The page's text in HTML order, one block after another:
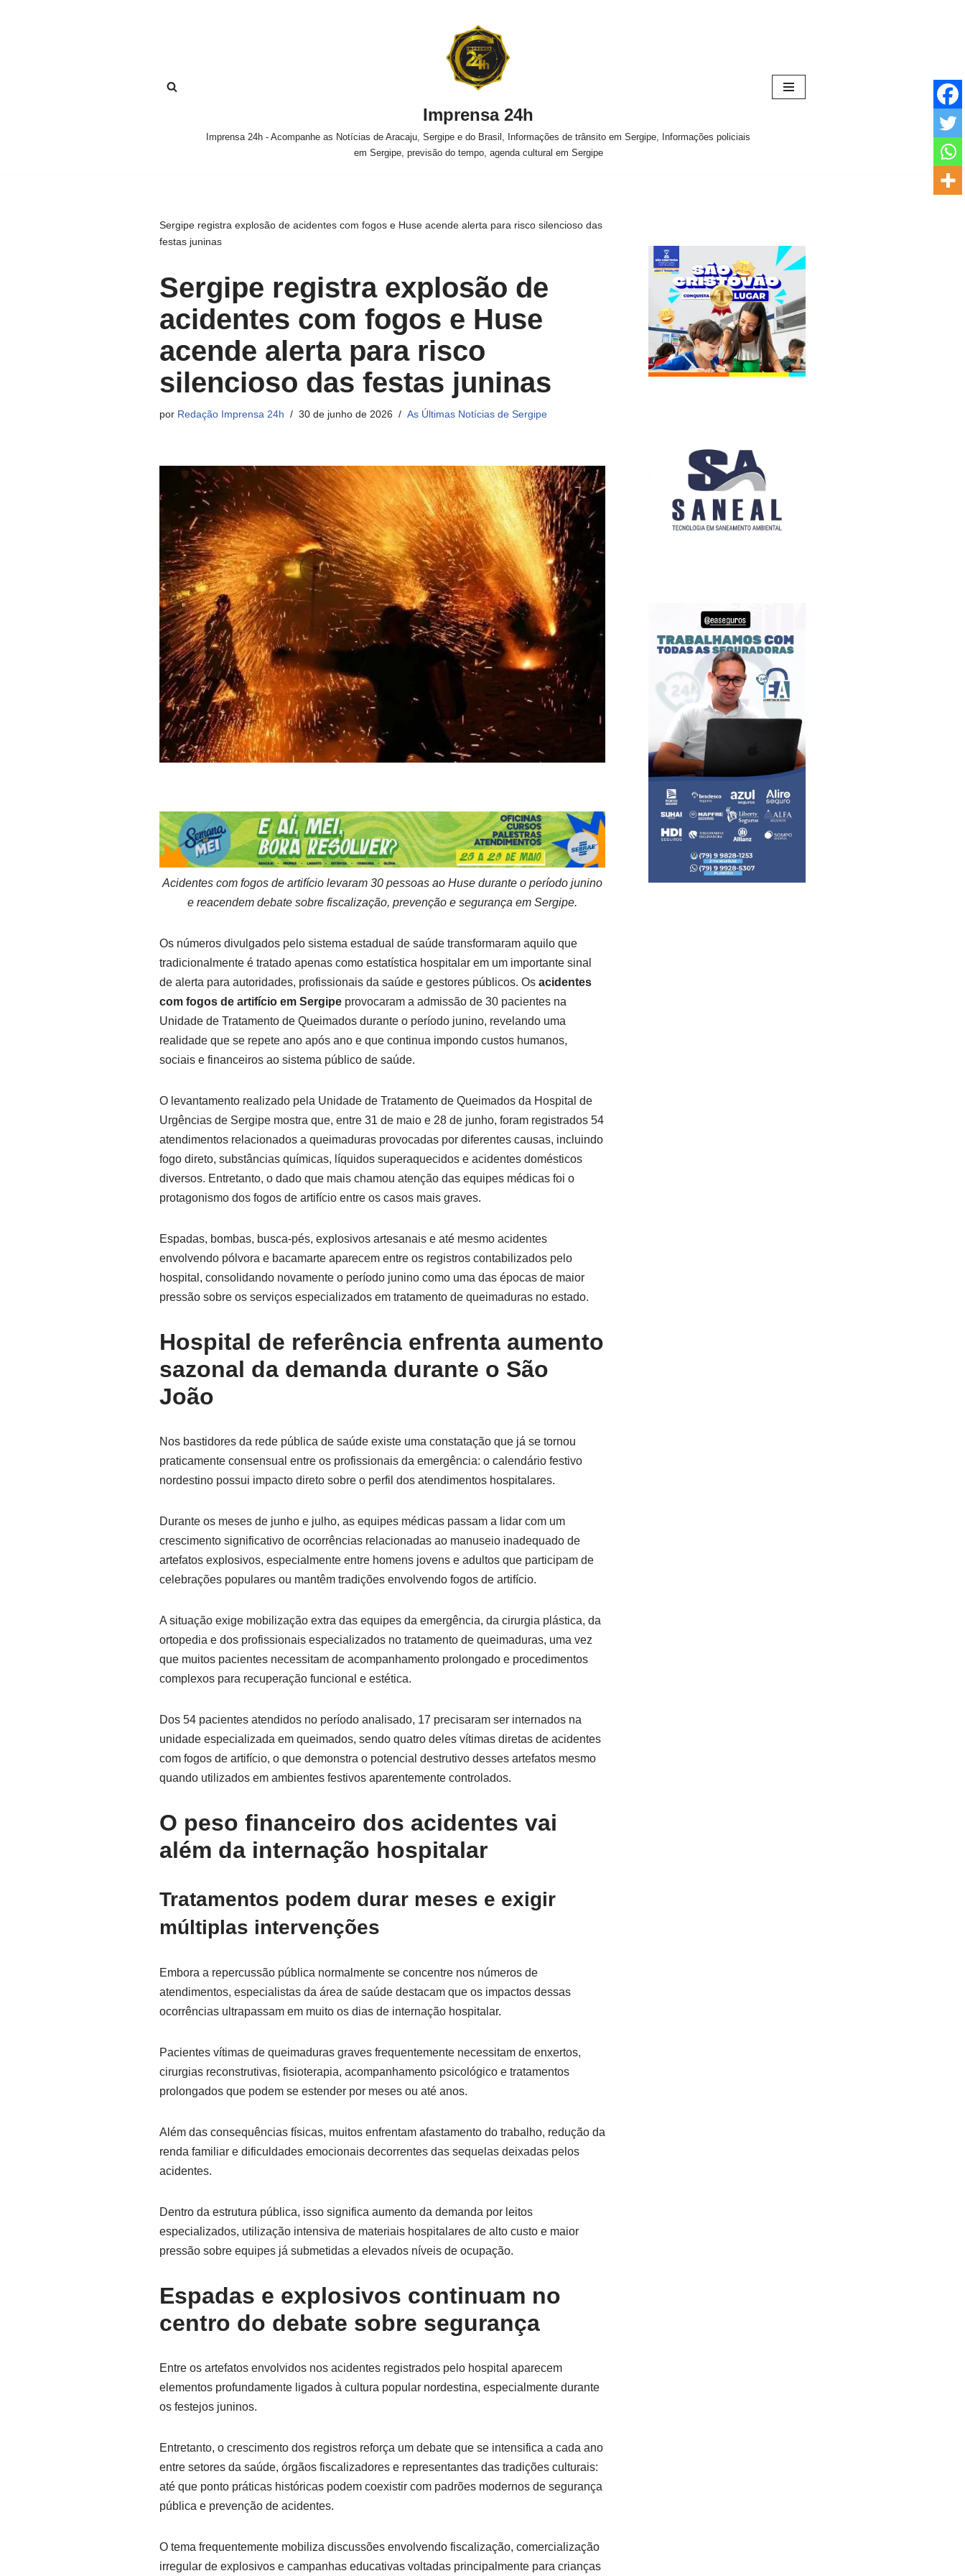
Imprensa 24h
Imprensa 24h - Acompanhe as Notícias de Aracaju, Sergipe e do Brasil, Informações de trânsito em Sergipe, Informações policiais
em Sergipe, previsão do tempo, agenda cultural em Sergipe
Sergipe registra explosão de acidentes com fogos e Huse acende alerta para risco silencioso das
festas juninas
Sergipe registra explosão de
acidentes com fogos e Huse
acende alerta para risco
silencioso das festas juninas
por Redação Imprensa 24h 30 de junho de 2026 As Últimas Notícias de Sergipe
Acidentes com fogos de artifício levaram 30 pessoas ao Huse durante o período junino
e reacendem debate sobre fiscalização, prevenção e segurança em Sergipe.
Os números divulgados pelo sistema estadual de saúde transformaram aquilo que
tradicionalmente é tratado apenas como estatística hospitalar em um importante sinal
de alerta para autoridades, profissionais da saúde e gestores públicos. Os acidentes
com fogos de artifício em Sergipe provocaram a admissão de 30 pacientes na
Unidade de Tratamento de Queimados durante o período junino, revelando uma
realidade que se repete ano após ano e que continua impondo custos humanos,
sociais e financeiros ao sistema público de saúde.
O levantamento realizado pela Unidade de Tratamento de Queimados da Hospital de
Urgências de Sergipe mostra que, entre 31 de maio e 28 de junho, foram registrados 54
atendimentos relacionados a queimaduras provocadas por diferentes causas, incluindo
fogo direto, substâncias químicas, líquidos superaquecidos e acidentes domésticos
diversos. Entretanto, o dado que mais chamou atenção das equipes médicas foi o
protagonismo dos fogos de artifício entre os casos mais graves.
Espadas, bombas, busca-pés, explosivos artesanais e até mesmo acidentes
envolvendo pólvora e bacamarte aparecem entre os registros contabilizados pelo
hospital, consolidando novamente o período junino como uma das épocas de maior
pressão sobre os serviços especializados em tratamento de queimaduras no estado.
Hospital de referência enfrenta aumento
sazonal da demanda durante o São
João
Nos bastidores da rede pública de saúde existe uma constatação que já se tornou
praticamente consensual entre os profissionais da emergência: o calendário festivo
nordestino possui impacto direto sobre o perfil dos atendimentos hospitalares.
Durante os meses de junho e julho, as equipes médicas passam a lidar com um
crescimento significativo de ocorrências relacionadas ao manuseio inadequado de
artefatos explosivos, especialmente entre homens jovens e adultos que participam de
celebrações populares ou mantêm tradições envolvendo fogos de artifício.
A situação exige mobilização extra das equipes da emergência, da cirurgia plástica, da
ortopedia e dos profissionais especializados no tratamento de queimaduras, uma vez
que muitos pacientes necessitam de acompanhamento prolongado e procedimentos
complexos para recuperação funcional e estética.
Dos 54 pacientes atendidos no período analisado, 17 precisaram ser internados na
unidade especializada em queimados, sendo quatro deles vítimas diretas de acidentes
com fogos de artifício, o que demonstra o potencial destrutivo desses artefatos mesmo
quando utilizados em ambientes festivos aparentemente controlados.
O peso financeiro dos acidentes vai
além da internação hospitalar
Tratamentos podem durar meses e exigir
múltiplas intervenções
Embora a repercussão pública normalmente se concentre nos números de
atendimentos, especialistas da área de saúde destacam que os impactos dessas
ocorrências ultrapassam em muito os dias de internação hospitalar.
Pacientes vítimas de queimaduras graves frequentemente necessitam de enxertos,
cirurgias reconstrutivas, fisioterapia, acompanhamento psicológico e tratamentos
prolongados que podem se estender por meses ou até anos.
Além das consequências físicas, muitos enfrentam afastamento do trabalho, redução da
renda familiar e dificuldades emocionais decorrentes das sequelas deixadas pelos
acidentes.
Dentro da estrutura pública, isso significa aumento da demanda por leitos
especializados, utilização intensiva de materiais hospitalares de alto custo e maior
pressão sobre equipes já submetidas a elevados níveis de ocupação.
Espadas e explosivos continuam no
centro do debate sobre segurança
Entre os artefatos envolvidos nos acidentes registrados pelo hospital aparecem
elementos profundamente ligados à cultura popular nordestina, especialmente durante
os festejos juninos.
Entretanto, o crescimento dos registros reforça um debate que se intensifica a cada ano
entre setores da saúde, órgãos fiscalizadores e representantes das tradições culturais:
até que ponto práticas históricas podem coexistir com padrões modernos de segurança
pública e prevenção de acidentes.
O tema frequentemente mobiliza discussões envolvendo fiscalização, comercialização
irregular de explosivos e campanhas educativas voltadas principalmente para crianças